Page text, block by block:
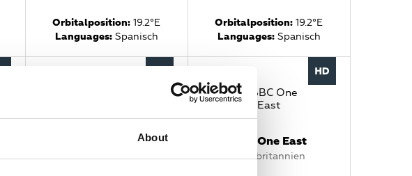
About
Orbitalposition: 19.2°E
Languages:Spanisch
Orbitalposition: 19.2°E
Languages:Spanisch
BBC One Channel Islands BBC One East
Großbritannien